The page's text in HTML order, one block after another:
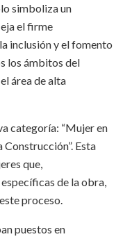
simboliza un
el firme
inclusión y el fomento
los ámbitos del
área de alta
categoría: “Mujer en
Construcción”. Esta
que,
de la obra,
proceso.
puestos en